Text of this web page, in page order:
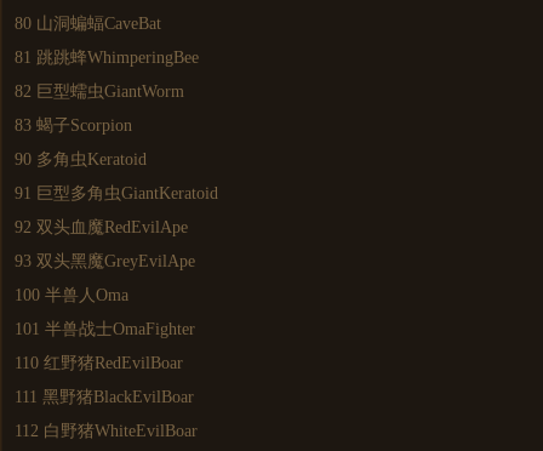
80 山洞蝙蝠CaveBat
81 跳跳蜂WhimperingBee
82 巨型蠕虫GiantWorm
83 蝎子Scorpion
90 多角虫Keratoid
91 巨型多角虫GiantKeratoid
92 双头血魔RedEvilApe
93 双头黑魔GreyEvilApe
100 半兽人Oma
101 半兽战士OmaFighter
110 红野猪RedEvilBoar
111 黑野猪BlackEvilBoar
112 白野猪WhiteEvilBoar